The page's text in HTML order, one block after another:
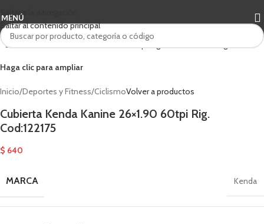
Saltar a la navegación
Saltar al contenido principal
MENÚ
Haga clic para ampliar
Inicio/Deportes y Fitness/CiclismoVolver a productos
Cubierta Kenda Kanine 26×1.90 60tpi Rig.
Cod:122175
$ 640
MARCA Kenda